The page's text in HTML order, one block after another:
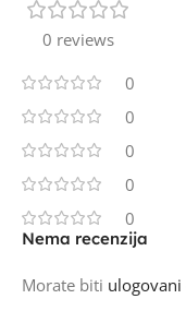
0 reviews
0
0
0
0
0
Nema recenzija
Morate biti ulogovani